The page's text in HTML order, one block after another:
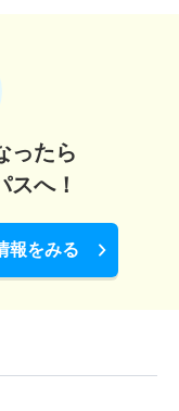
ったら
スへ！
報をみる